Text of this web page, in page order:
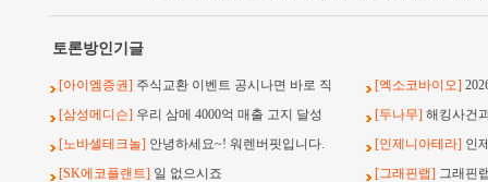
토론방인기글
[아이엠증권] 주식교환 이벤트 공시나면 바로 직 [엑소코바이오]
[삼성메디슨] 우리 삼메 4000억 매출 고지 달성 [두나무] 해킹사건
[노바셀테크놀] 안녕하세요~! 워렌버핏입니다. [인제니아테라] 인
[SK에코플랜트] 일 없으시죠 [그래핀랩] 그래핀